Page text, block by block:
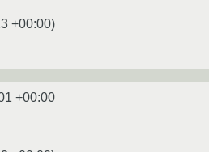
+00:00)
+00:00